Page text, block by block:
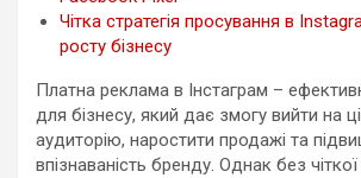
Чітка стратегія просування в
росту бізнесу
Платна реклама в Інстаграм –
для бізнесу, який дає змогу вийти на
аудиторію, наростити продажі та
впізнаваність бренду. Однак без чіткої